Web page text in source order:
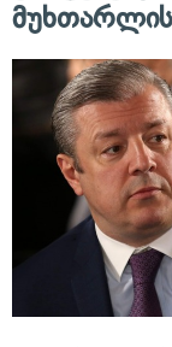
მუხთარლის